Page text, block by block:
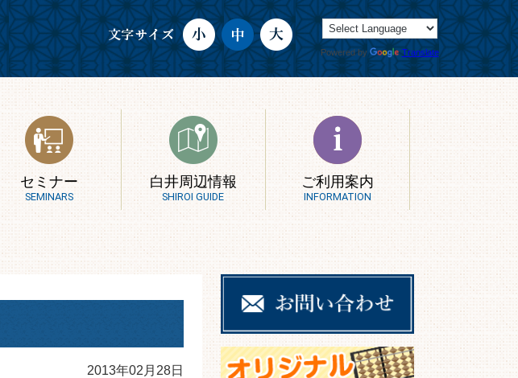
Powered by Translate
セミナー
SEMINARS
白井周辺情報
SHIROI GUIDE
ご利用案内
INFORMATION
2013年02月28日